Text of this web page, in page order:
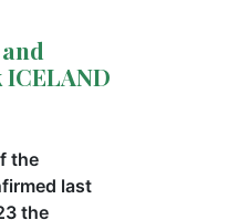
the
last
the